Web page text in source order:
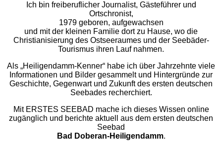
Ich bin freiberuflicher Journalist, Gästeführer und
Ortschronist,
1979 geboren, aufgewachsen
und mit der kleinen Familie dort zu Hause, wo die
Christianisierung des Ostseeraumes und der Seebäder-
Tourismus ihren Lauf nahmen.
Als „Heiligendamm-Kenner“ habe ich über Jahrzehnte viele
Informationen und Bilder gesammelt und Hintergründe zur
Geschichte, Gegenwart und Zukunft des ersten deutschen
Seebades recherchiert.
Mit ERSTES SEEBAD mache ich dieses Wissen online
zugänglich und berichte aktuell aus dem ersten deutschen
Seebad
Bad Doberan-Heiligendamm.